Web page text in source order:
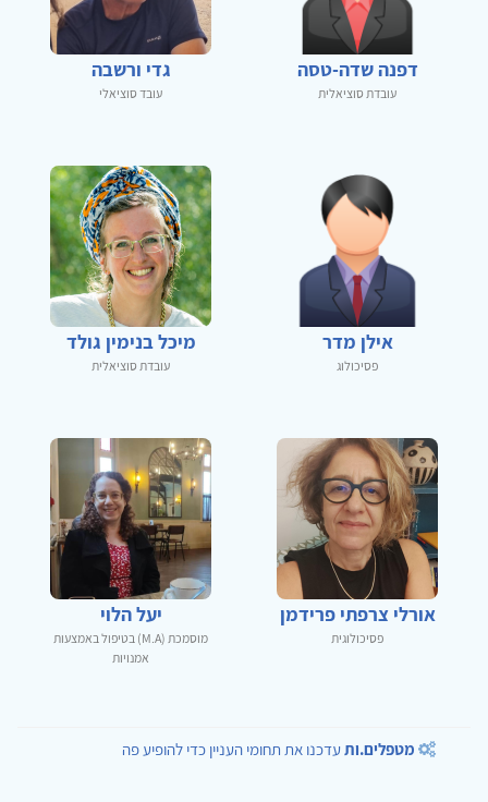
דפנה שדה-טסה
עובדת סוציאלית
גדי ורשבה
עובד סוציאלי
אילן מדר
פסיכולוג
מיכל בנימין גולד
עובדת סוציאלית
אורלי צרפתי פרידמן
פסיכולוגית
יעל הלוי
מוסמכת (M.A) בטיפול באמצעות
אמנויות
מטפלים.ותעדכנו את תחומי העניין כדי להופיע פה